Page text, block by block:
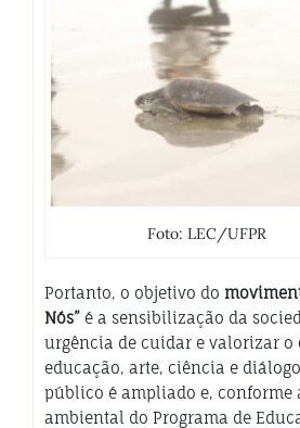
Foto: LEC/UFPR
Portanto, o objetivo do
Nós” é a sensibilização da
urgência de cuidar e valorizar o
educação, arte, ciência e
público é ampliado e, conforme
ambiental do Programa de